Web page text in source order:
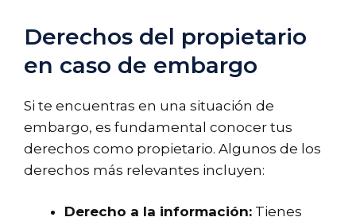
Derechos del propietario
en caso de embargo
Si te encuentras en una situación de
embargo, es fundamental conocer tus
derechos como propietario. Algunos de los
derechos más relevantes incluyen:
Derecho a la información: Tienes